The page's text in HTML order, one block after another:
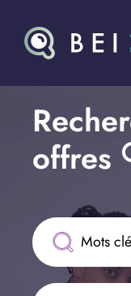
offres